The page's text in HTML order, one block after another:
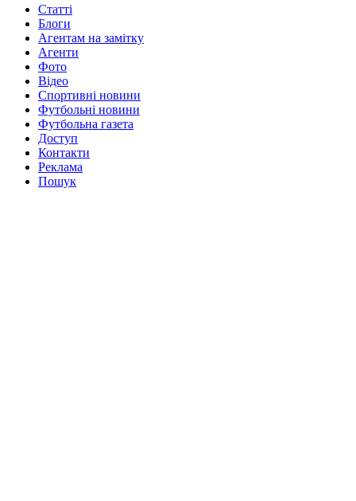
Статті
Блоги
Агентам на замітку
Агенти
Фото
Відео
Спортивні новини
Футбольні новини
Футбольна газета
Доступ
Контакти
Реклама
Пошук